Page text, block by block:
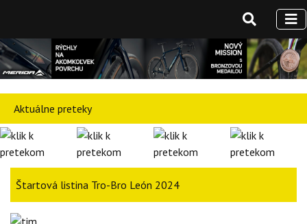
Aktuálne preteky
Štartová listina Tro-Bro León 2024